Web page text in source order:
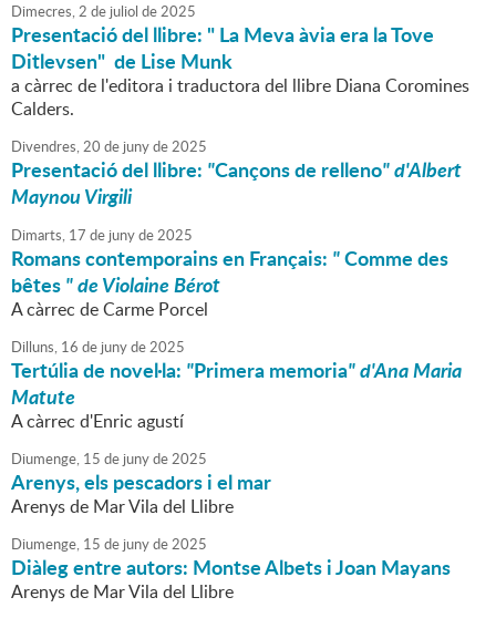
Dimecres,2 de juliol de2025
Presentació del llibre: " La Meva àvia era la Tove
Ditlevsen" de Lise Munk
a càrrec de l'editora i traductora del llibre Diana Coromines
Calders.
Divendres,20 de junyde2025
Presentació del llibre: "Cançons de relleno" d'Albert
Maynou Virgili
Dimarts, 17 de junyde2025
Romans contemporains en Français: "Comme des
bêtes" de Violaine Bérot
A càrrec de Carme Porcel
Dilluns, 16 de junyde2025
Tertúlia de novel·la: "Primera memoria" d'Ana Maria
Matute
A càrrec d'Enric agustí
Diumenge, 15 de junyde2025
Arenys, els pescadors i el mar
Arenys de Mar Vila del Llibre
Diumenge, 15 de junyde2025
Diàleg entre autors: Montse Albets i Joan Mayans
Arenys de Mar Vila del Llibre